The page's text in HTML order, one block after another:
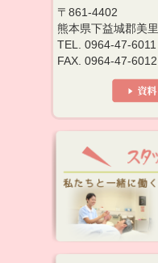
〒861-4402
熊本県下益城郡美
TEL. 0964-47-6011
FAX. 0964-47-6012